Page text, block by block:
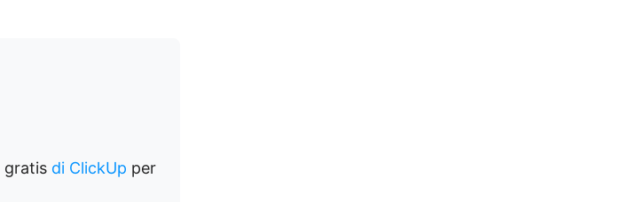
gratis di ClickUp per